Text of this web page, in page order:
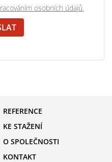
osobních údajů.
REFERENCE
KE STAŽENÍ
O SPOLEČNOSTI
KONTAKT